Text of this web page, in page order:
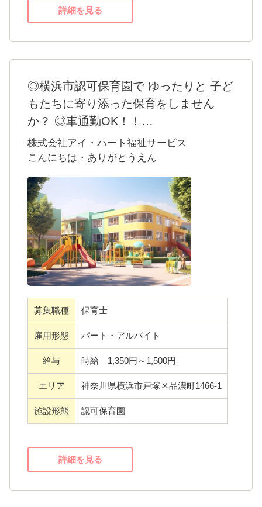
一緒に子どもたちの成長をサポートしていき
ませんか？あなたからのご応募を心よりお待
ちしています。
・応募後に見学大歓迎です！事前にご連絡く
詳細を見る
◎横浜市認可保育園で ゆったりと 子ど
もたちに寄り添った保育をしません
か？ ◎車通勤OK！！
★こんにちは・ありがとうえんを紹介します ♪
広々とした芝生の園庭がある横浜市の認可保
育園です。0歳から5歳児までの定員66名をお
預かりしています。落ち着いた楽しい雰囲気
の中で、子どもたちとしっかり向き合い、ご
家庭と連携して子どもたちの健やかな成長を
見守っています。
★おすすめポイントはこちらです ♪
車通勤が可能です！ 無料の駐車場がありま
す！！
★こんな方をお待ちしています ♪
子どもたち一人ひとりを温かく受け入れ、笑
顔で接することのできる方や 新しいことにチ
ャレンジできる方を求めています。私たちと
ちしています。
・応募後に見学大歓迎です！事前にご連絡く
ださい☆彡
株式会社アイ・ハート福祉サービス
こんにちは・ありがとうえん
募集職種 保育士
雇用形態 パート・アルバイト
給与 時給 1,350円～1,500円
エリア 神奈川県横浜市戸塚区品濃町1466-1
施設形態 認可保育園
詳細を見る